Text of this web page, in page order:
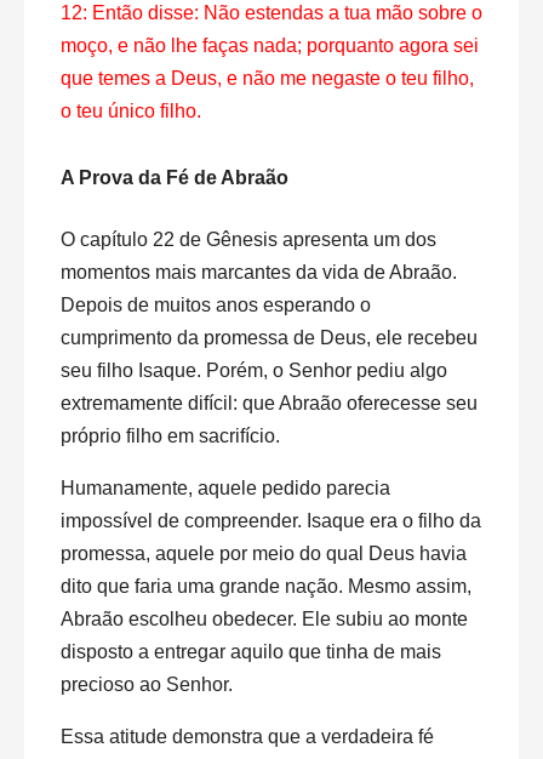
12: Então disse: Não estendas a tua mão sobre o
moço, e não lhe faças nada; porquanto agora sei
que temes a Deus, e não me negaste o teu filho,
o teu único filho.
A Prova da Fé de Abraão
O capítulo 22 de Gênesis apresenta um dos
momentos mais marcantes da vida de Abraão.
Depois de muitos anos esperando o
cumprimento da promessa de Deus, ele recebeu
seu filho Isaque. Porém, o Senhor pediu algo
extremamente difícil: que Abraão oferecesse seu
próprio filho em sacrifício.
Humanamente, aquele pedido parecia
impossível de compreender. Isaque era o filho da
promessa, aquele por meio do qual Deus havia
dito que faria uma grande nação. Mesmo assim,
Abraão escolheu obedecer. Ele subiu ao monte
disposto a entregar aquilo que tinha de mais
precioso ao Senhor.
Essa atitude demonstra que a verdadeira fé